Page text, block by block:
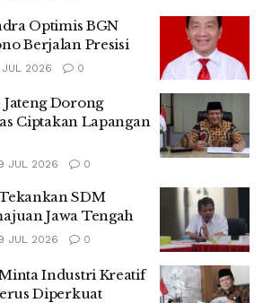
Optimis BGN
Berjalan Presisi
2026 0
Jateng Dorong
Ciptakan Lapangan
JUL 2026 0
SDM
Jawa Tengah
JUL 2026 0
Industri Kreatif
Diperkuat